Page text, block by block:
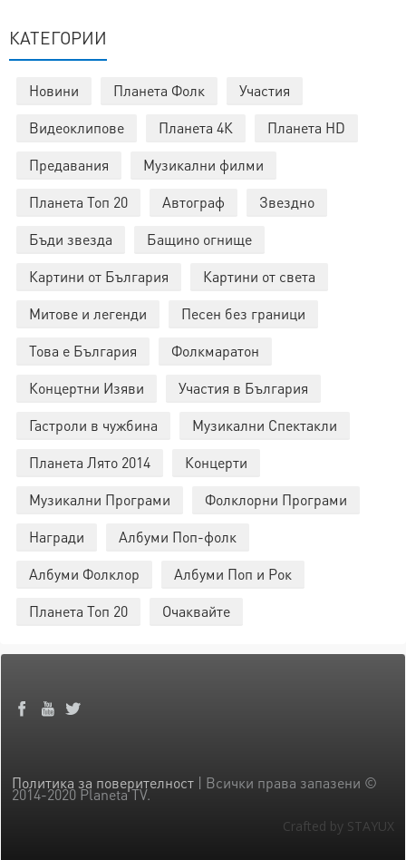
КАТЕГОРИИ
Новини Планета Фолк
Участия
Видеоклипове
Планета 4К
Планета HD
Предавания
Музикални филми
Планета Топ 20
Автограф
Звездно
Бъди звезда
Бащино огнище
Картини от България
Картини от света
Митове и легенди
Песен без граници
Това е България
Фолкмаратон
Концертни Изяви
Участия в България
Гастроли в чужбина
Музикални Спектакли
Планета Лято 2014
Концерти
Музикални Програми
Фолклорни Програми
Награди
Албуми Поп-фолк
Албуми Фолклор
Албуми Поп и Рок
Планета Топ 20
Очаквайте
Политика за поверителност | Всички права запазени ©
2014-2020 Planeta TV.
Crafted by STAYUX